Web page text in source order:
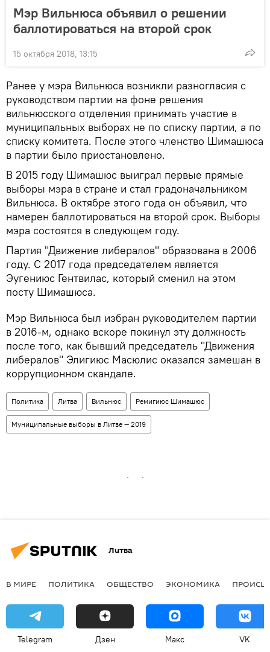
Мэр Вильнюса объявил о решении
баллотироваться на второй срок
15 октября 2018, 13:15
Ранее у мэра Вильнюса возникли разногласия с
руководством партии на фоне решения
вильнюсского отделения принимать участие в
муниципальных выборах не по списку партии, а по
списку комитета. После этого членство Шимашюса
в партии было приостановлено.
В 2015 году Шимашюс выиграл первые прямые
выборы мэра в стране и стал градоначальником
Вильнюса. В октябре этого года он объявил, что
намерен баллотироваться на второй срок. Выборы
мэра состоятся в следующем году.
Партия "Движение либералов" образована в 2006
году. С 2017 года председателем является
Эугениюс Гентвилас, который сменил на этом
посту Шимашюса.
Мэр Вильнюса был избран руководителем партии
в 2016-м, однако вскоре покинул эту должность
после того, как бывший председатель "Движения
либералов" Элигиюс Масюлис оказался замешан в
коррупционном скандале.
Политика Литва Вильнюс Ремигиюс Шимашюс
Муниципальные выборы в Литве — 2019
Литва
В МИРЕ ПОЛИТИКА ОБЩЕСТВО ЭКОНОМИКА
Telegram Дзен Макс VK